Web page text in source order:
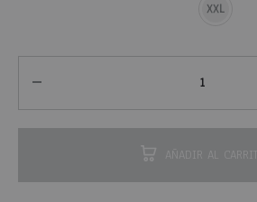
XXL
AÑADIR AL CARRITO